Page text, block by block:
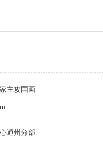
主攻国画
通州分部